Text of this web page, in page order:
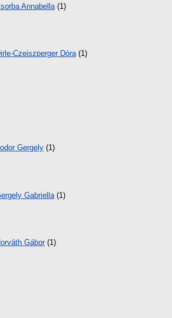
Annabella (1)
Czeiszperger Dóra (1)
Gergely (1)
Gabriella (1)
Gábor(1)